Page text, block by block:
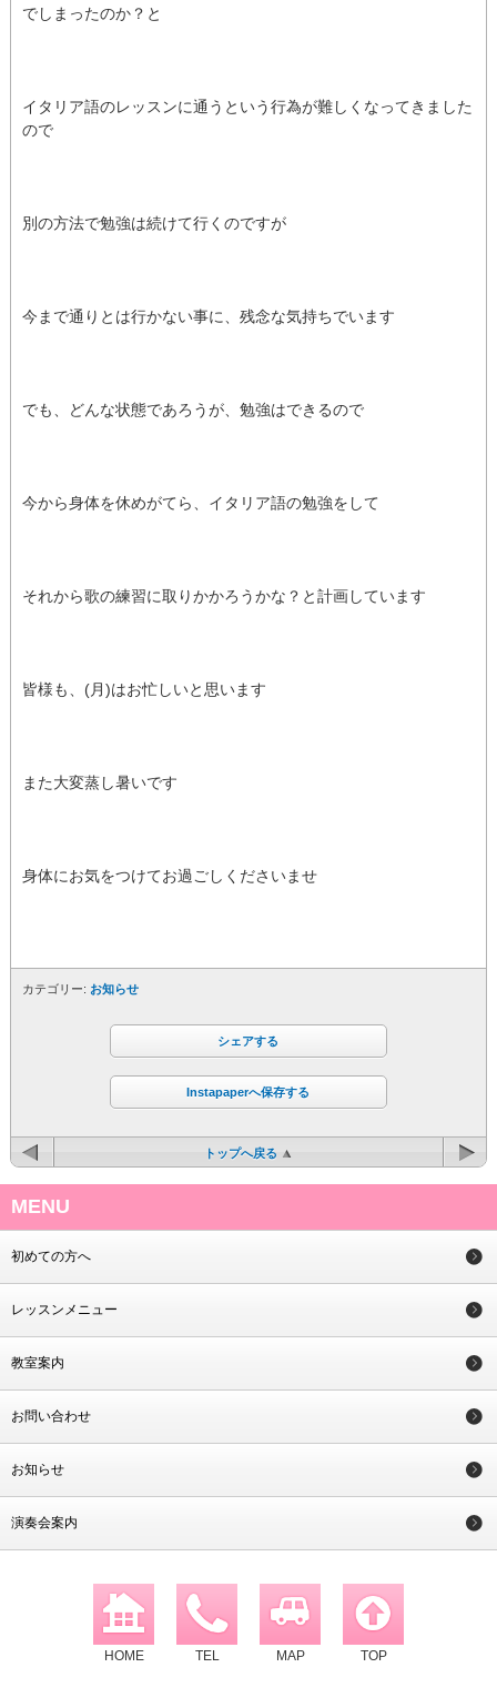
でしまったのか？と
イタリア語のレッスンに通うという行為が難しくなってきました
ので
別の方法で勉強は続けて行くのですが
今まで通りとは行かない事に、残念な気持ちでいます
でも、どんな状態であろうが、勉強はできるので
今から身体を休めがてら、イタリア語の勉強をして
それから歌の練習に取りかかろうかな？と計画しています
皆様も、(月)はお忙しいと思います
また大変蒸し暑いです
身体にお気をつけてお過ごしくださいませ
カテゴリー: お知らせ
シェアする
Instapaperへ保存する
トップへ戻る
MENU
初めての方へ
レッスンメニュー
教室案内
お問い合わせ
お知らせ
演奏会案内
HOME TEL MAP TOP